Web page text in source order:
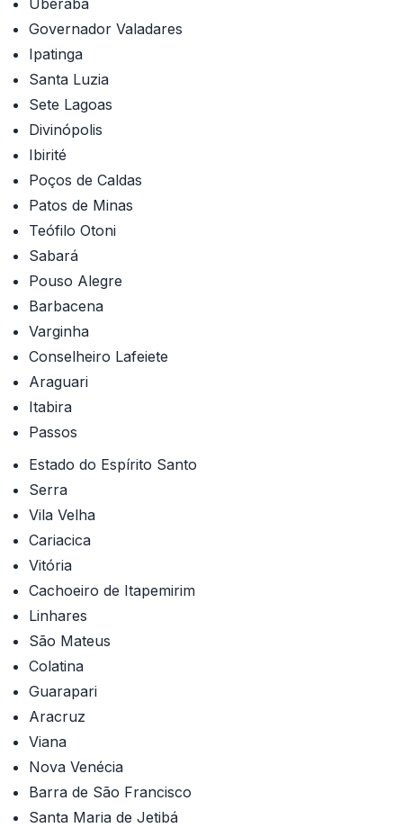
Uberaba
Governador Valadares
Ipatinga
Santa Luzia
Sete Lagoas
Divinópolis
Ibirité
Poços de Caldas
Patos de Minas
Teófilo Otoni
Sabará
Pouso Alegre
Barbacena
Varginha
Conselheiro Lafeiete
Araguari
Itabira
Passos
Estado do Espírito Santo
Serra
Vila Velha
Cariacica
Vitória
Cachoeiro de Itapemirim
Linhares
São Mateus
Colatina
Guarapari
Aracruz
Viana
Nova Venécia
Barra de São Francisco
Santa Maria de Jetibá